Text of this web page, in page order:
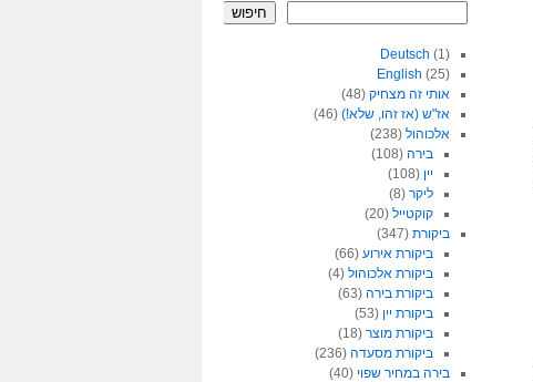
חיפוש
Deutsch (1)
English (25)
אותי זה מצחיק(48)
אז"ש (אז זהו, שלא!)(46)
אלכוהול(238)
בירה (108)
יין (108)
ליקר (8)
קוקטייל (20)
ביקורת(347)
ביקורת אירוע (66)
ביקורת אלכוהול (4)
ביקורת בירה (63)
ביקורת יין (53)
ביקורת מוצר (18)
ביקורת מסעדה (236)
בירה במחיר שפוי (40)